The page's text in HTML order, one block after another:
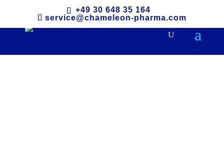
+49 30 648 35 164
service@chameleon-pharma.com